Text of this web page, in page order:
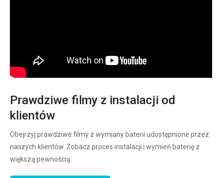
Prawdziwe filmy z instalacji od
klientów
Obejrzyj prawdziwe filmy z wymiany baterii udostępnione przez
naszych klientów. Zobacz proces instalacji i wymień baterię z
większą pewnością.